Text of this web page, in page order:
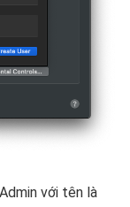
với tên là